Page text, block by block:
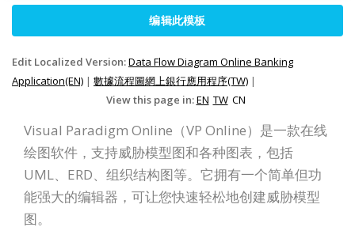
编辑此模板
Edit Localized Version:Data Flow Diagram Online Banking
Application(EN) | 數據流程圖網上銀行應用程序(TW) |
View this page in:EN TW CN
Visual Paradigm Online（VP Online）是一款在线
绘图软件，支持威胁模型图和各种图表，包括
UML、ERD、组织结构图等。它拥有一个简单但功
能强大的编辑器，可让您快速轻松地创建威胁模型
图。